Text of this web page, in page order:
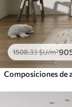
1508.33$U/m²